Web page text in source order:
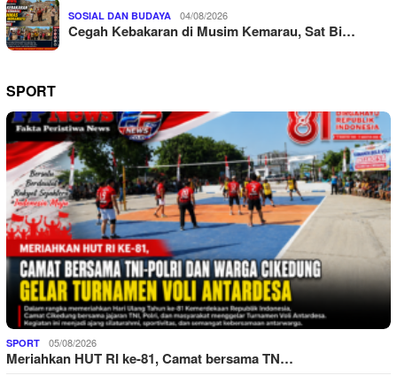
SOSIAL DAN BUDAYA 04/08/2026
Cegah Kebakaran di Musim Kemarau, Sat Bi…
SPORT
SPORT 05/08/2026
Meriahkan HUT RI ke-81, Camat bersama TN…